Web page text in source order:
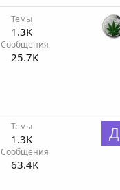
Темы
1.3K
Сообщения
25.7K
Темы
1.3K
Сообщения
63.4K
Д